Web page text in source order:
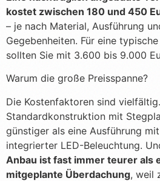
kostet zwischen 180 und 450
– je nach Material, Ausführung
Gegebenheiten. Für eine
sollten Sie mit 3.600 bis 9.000
Warum die große Preisspanne?
Die Kostenfaktoren sind
Standardkonstruktion mit
günstiger als eine Ausführung
integrierter LED-Beleuchtung.
Anbau ist fast immer teurer als
mitgeplante Überdachung, weil